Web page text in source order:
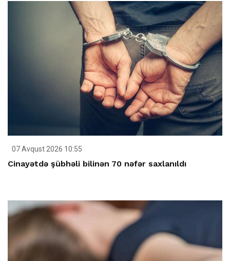
07 Avqust 2026 10:55
Cinayətdə şübhəli bilinən 70 nəfər saxlanıldı